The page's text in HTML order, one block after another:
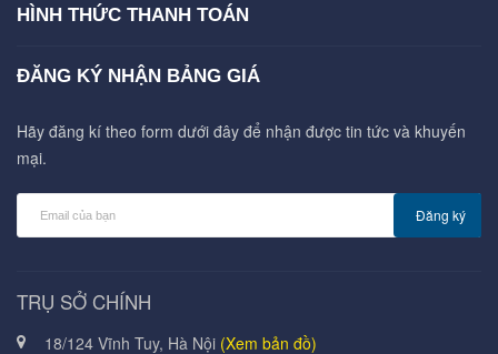
HÌNH THỨC THANH TOÁN
ĐĂNG KÝ NHẬN BẢNG GIÁ
Hãy đăng kí theo form dưới đây để nhận được tin tức và khuyến
mại.
Đăng ký
TRỤ SỞ CHÍNH
18/124 Vĩnh Tuy, Hà Nội (Xem bản đồ)